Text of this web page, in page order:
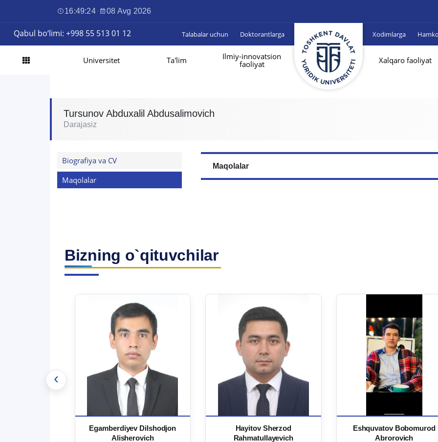
16:49:25 · 08 Avg 2026
Qabul bo‘limi: +998 55 513 01 12 Talabalar uchun Doktorantlarga Xodimlarga
Universitet Ta'lim
Ilmiy-innovatsion
faoliyat
Xalqaro faoliyat
Tursunov Abduxalil Abdusalimovich
Darajasiz
Biografiya va CV
Maqolalar
Maqolalar
Bizning o`qituvchilar
Egamberdiyev Dilshodjon
Alisherovich
Hayitov Sherzod
Rahmatullayevich
Eshquvatov Bobomurod
Abrorovich
‹